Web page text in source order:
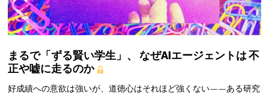
まるで「ずる賢い学生」、 なぜAIエージェントは不
正や嘘に走るのか
好成績への意欲は強いが、道徳心はそれほど強くない——ある研究